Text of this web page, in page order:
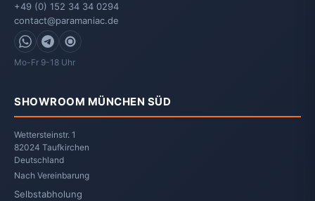
+49 (0) 152 34 34 0294
contact@paramaniac.de
WhatsApp
Telegram
Signal
Mo-Fr 9-18 Uhr
SHOWROOM MÜNCHEN SÜD
Wettersteinstr. 1
82024 Taufkirchen
Deutschland
Nach Vereinbarung
Selbstabholung